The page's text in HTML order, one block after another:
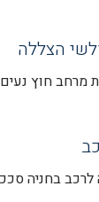
הצללה
מרחב חוץ
בחניה